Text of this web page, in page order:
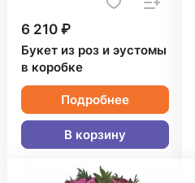
6 210 ₽
Букет из роз и эустомы
в коробке
Подробнее
В корзину